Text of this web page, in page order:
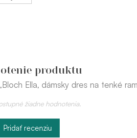
produktu
Ella, dámsky dres na tenké
žiadne hodnotenia.
Pridať recenziu